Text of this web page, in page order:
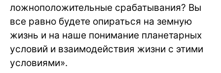
ложноположительные срабатывания? Вы
все равно будете опираться на земную
жизнь и на наше понимание планетарных
условий и взаимодействия жизни с этими
условиями».